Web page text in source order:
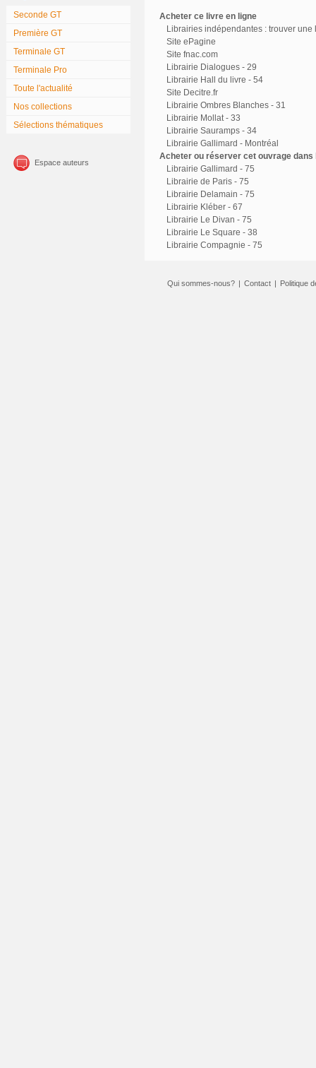
Seconde GT
Première GT
Terminale GT
Terminale Pro
Toute l'actualité
Nos collections
Sélections thématiques
Espace auteurs
Acheter ce livre en ligne
Librairies indépendantes : trouver une
Site ePagine
Site fnac.com
Librairie Dialogues - 29
Librairie Hall du livre - 54
Site Decitre.fr
Librairie Ombres Blanches - 31
Librairie Mollat - 33
Librairie Sauramps - 34
Librairie Gallimard - Montréal
Acheter ou réserver cet ouvrage
Librairie Gallimard - 75
Librairie de Paris - 75
Librairie Delamain - 75
Librairie Kléber - 67
Librairie Le Divan - 75
Librairie Le Square - 38
Librairie Compagnie - 75
Qui sommes-nous? | Contact | Politique